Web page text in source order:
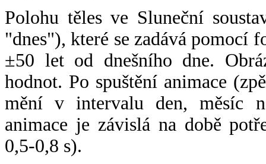
Polohu těles ve Sluneční
"dnes"), které se zadává pomocí
±50 let od dnešního dne.
hodnot. Po spuštění animace
mění v intervalu den, měsíc
animace je závislá na době
0,5-0,8 s).